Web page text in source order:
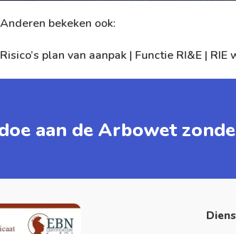
Anderen bekeken ook:
Risico’s plan van aanpak | Functie RI&E | RIE
aan de Arbowet